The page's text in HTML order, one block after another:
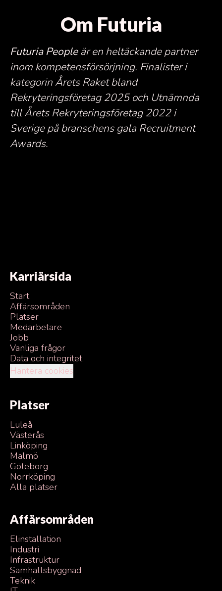
Om Futuria
Futuria People är en heltäckande partner
inom kompetensförsörjning. Finalister i
kategorin Årets Raket bland
Rekryteringsföretag 2025 och Utnämnda
till Årets Rekryteringsföretag 2022 i
Sverige på branschens gala Recruitment
Awards.
Karriärsida
Start
Affärsområden
Platser
Medarbetare
Jobb
Vanliga frågor
Data och integritet
Hantera cookies
Platser
Luleå
Västerås
Linköping
Malmö
Göteborg
Norrköping
Alla platser
Affärsområden
Elinstallation
Industri
Infrastruktur
Samhällsbyggnad
Teknik